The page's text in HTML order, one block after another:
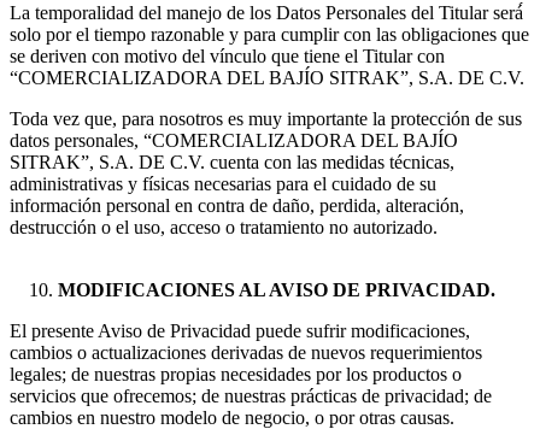
La temporalidad del manejo de los Datos Personales del Titular será́
solo por el tiempo razonable y para cumplir con las obligaciones que
se deriven con motivo del vínculo que tiene el Titular con
“COMERCIALIZADORA DEL BAJÍO SITRAK”, S.A. DE C.V.
Toda vez que, para nosotros es muy importante la protección de sus
datos personales, “COMERCIALIZADORA DEL BAJÍO
SITRAK”, S.A. DE C.V. cuenta con las medidas técnicas,
administrativas y físicas necesarias para el cuidado de su
información personal en contra de daño, perdida, alteración,
destrucción o el uso, acceso o tratamiento no autorizado.
MODIFICACIONES AL AVISO DE PRIVACIDAD.
El presente Aviso de Privacidad puede sufrir modificaciones,
cambios o actualizaciones derivadas de nuevos requerimientos
legales; de nuestras propias necesidades por los productos o
servicios que ofrecemos; de nuestras prácticas de privacidad; de
cambios en nuestro modelo de negocio, o por otras causas.